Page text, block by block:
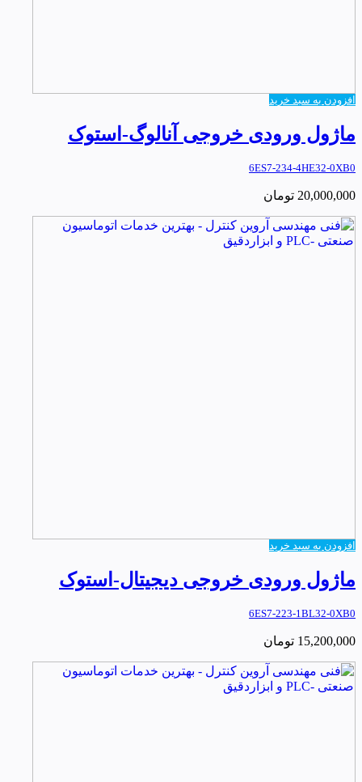
افزودن به سبد خرید
ماژول ورودی خروجی آنالوگ-استوک
6ES7-234-4HE32-0XB0
20,000,000 تومان
افزودن به سبد خرید
ماژول ورودی خروجی دیجیتال-استوک
6ES7-223-1BL32-0XB0
15,200,000 تومان